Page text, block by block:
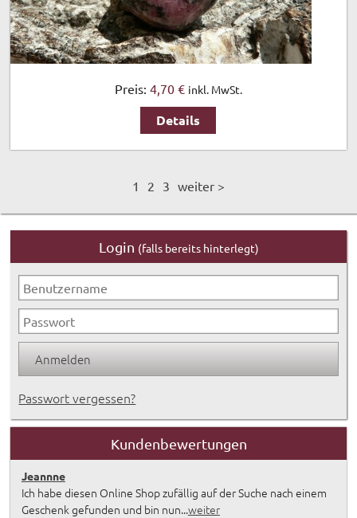
Preis: 4,70 € inkl. MwSt.
Details
1 2 3 weiter >
Login (falls bereits hinterlegt)
Passwort vergessen?
Kundenbewertungen
Jeannne
Ich habe diesen Online Shop zufällig auf der Suche nach einem
Geschenk gefunden und bin nun...weiter